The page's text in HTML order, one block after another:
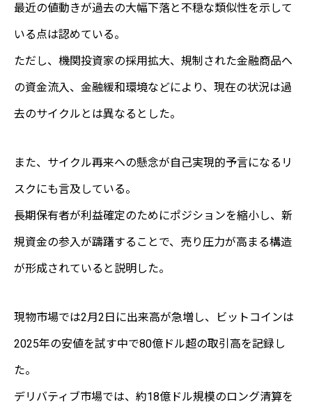
最近の値動きが過去の大幅下落と不穏な類似性を示して
いる点は認めている。
ただし、機関投資家の採用拡大、規制された金融商品へ
の資金流入、金融緩和環境などにより、現在の状況は過
去のサイクルとは異なるとした。
また、サイクル再来への懸念が自己実現的予言になるリ
スクにも言及している。
長期保有者が利益確定のためにポジションを縮小し、新
規資金の参入が躊躇することで、売り圧力が高まる構造
が形成されていると説明した。
現物市場では2月2日に出来高が急増し、ビットコインは
2025年の安値を試す中で80億ドル超の取引高を記録し
た。
デリバティブ市場では、約18億ドル規模のロング清算を